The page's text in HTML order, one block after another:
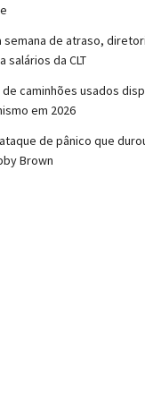
semana de atraso,
salários da CLT
caminhões usados
em 2026
de pânico que
Brown